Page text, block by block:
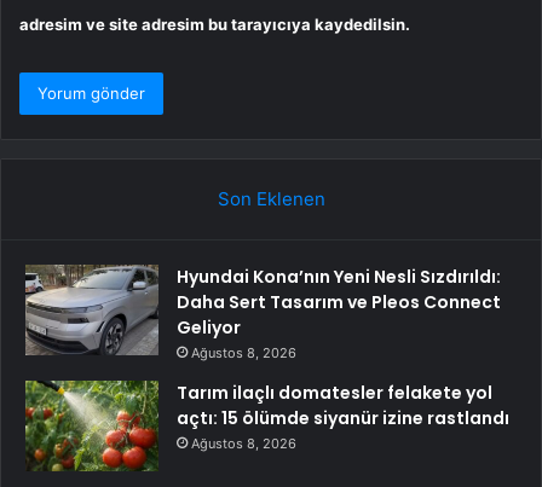
adresim ve site adresim bu tarayıcıya kaydedilsin.
Son Eklenen
Hyundai Kona’nın Yeni Nesli Sızdırıldı:
Daha Sert Tasarım ve Pleos Connect
Geliyor
Ağustos 8, 2026
Tarım ilaçlı domatesler felakete yol
açtı: 15 ölümde siyanür izine rastlandı
Ağustos 8, 2026